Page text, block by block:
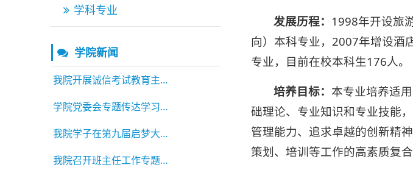
学科专业
学院新闻
我院开展诚信考试教育主题活动
学院党委会专题传达学习省委经济工作会议精神
我院学子在第九届启梦大学生职业规划大赛中斩获
我院召开班主任工作专题会
发展历程： 1998年开设旅
向）本科专业，2007年增设酒
专业，目前在校本科生176人。
培养目标： 本专业培养适
础理论、专业知识和专业技能
管理能力、追求卓越的创新精
策划、培训等工作的高素质复